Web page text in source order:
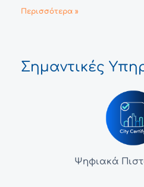
Περισσότερα »
Σημαντικές
Ψηφιακά